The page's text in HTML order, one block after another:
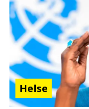
Helse